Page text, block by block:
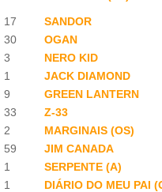
17
SANDOR
30
OGAN
3
NERO KID
1
JACK DIAMOND
9
GREEN LANTERN
33
Z-33
2
MARGINAIS (OS)
59
JIM CANADA
1
SERPENTE (A)
1
DIÁRIO DO MEU PAI